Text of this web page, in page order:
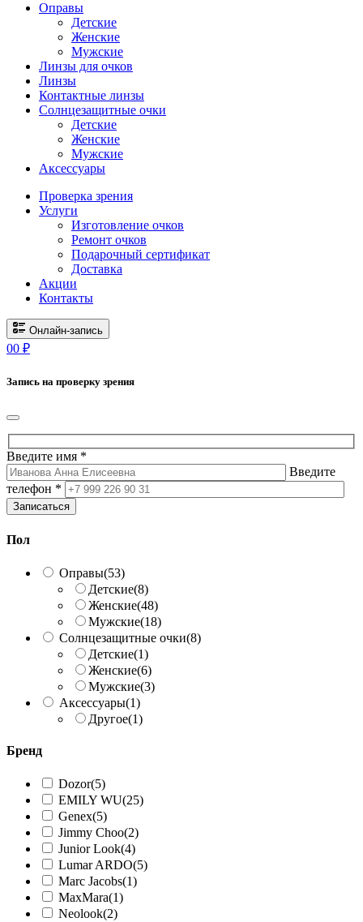
Оправы
Детские
Женские
Мужские
Линзы для очков
Линзы
Контактные линзы
Солнцезащитные очки
Детские
Женские
Мужские
Аксессуары
Проверка зрения
Услуги
Изготовление очков
Ремонт очков
Подарочный сертификат
Доставка
Акции
Контакты
Онлайн-запись
00 ₽
Запись на проверку зрения
Введите имя *
Введите
телефон *
Записаться
Пол
Оправы(53)
Детские(8)
Женские(48)
Мужские(18)
Солнцезащитные очки(8)
Детские(1)
Женские(6)
Мужские(3)
Аксессуары(1)
Другое(1)
Бренд
Dozor(5)
EMILY WU(25)
Genex(5)
Jimmy Choo(2)
Junior Look(4)
Lumar ARDO(5)
Marc Jacobs(1)
MaxMara(1)
Neolook(2)